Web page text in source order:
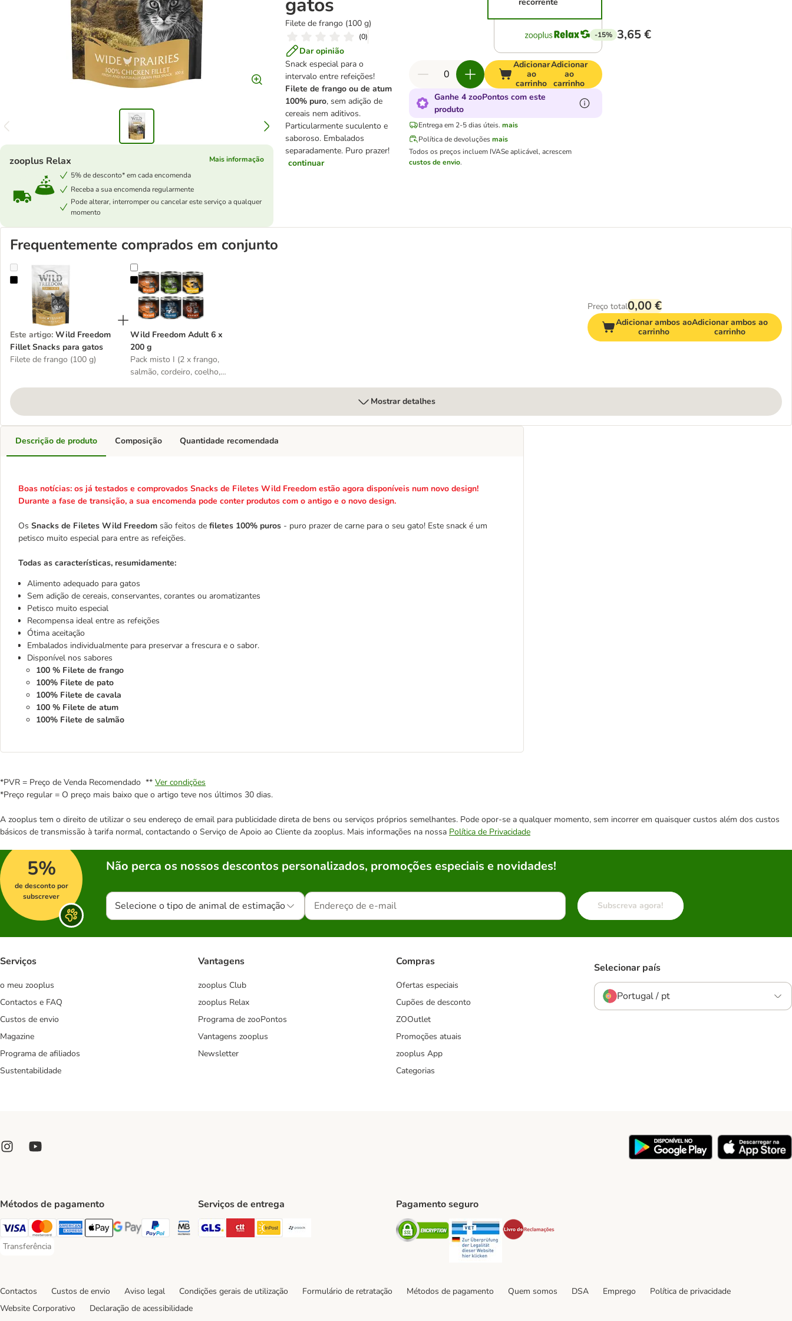
Filete de frango (100 g)
(0)
Dar opinião
Snack especial para o
intervalo entre refeições!
Filete de frango ou de atum
100% puro, sem adição de
cereais nem aditivos.
Particularmente suculento e
saboroso. Embalados
separadamente. Puro prazer!
continuar
zooplus Relax
Mais informação
5% de desconto* em cada encomenda
Receba a sua encomenda regularmente
Pode alterar, interromper ou cancelar este serviço a qualquer
momento
-15% 3,65 €
Adicionar
ao
carrinho
Adicionar
ao
carrinho
Ganhe 4 zooPontos com este
produto
Entrega em 2-5 dias úteis. mais
Política de devoluções mais
Todos os preços incluem IVASe aplicável, acrescem
custos de envio.
Frequentemente comprados em conjunto
Wild Freedom Fillet Snacks para gatos
Este artigo: Wild Freedom
Fillet Snacks para gatos
Filete de frango (100 g)
Wild Freedom Adult 6 x 200 g
Wild Freedom Adult 6 x
200 g
Pack misto I (2 x frango,
salmão, cordeiro, coelho,
Preço total0,00 €
Adicionar ambos ao
carrinho
Adicionar ambos ao
carrinho
Mostrar detalhes
Descrição de produto
Boas notícias: os já testados e comprovados Snacks de Filetes Wild Freedom estão agora disponíveis num novo design!
Durante a fase de transição, a sua encomenda pode conter produtos com o antigo e o novo design.
Os Snacks de Filetes Wild Freedom são feitos de filetes 100% puros - puro prazer de carne para o seu gato! Este snack é um
petisco muito especial para entre as refeições.
Todas as características, resumidamente:
Alimento adequado para gatos
Sem adição de cereais, conservantes, corantes ou aromatizantes
Petisco muito especial
Recompensa ideal entre as refeições
Ótima aceitação
Embalados individualmente para preservar a frescura e o sabor.
Disponível nos sabores
100 % Filete de frango
100% Filete de pato
100% Filete de cavala
100 % Filete de atum
100% Filete de salmão
Composição Quantidade recomendada
*PVR = Preço de Venda Recomendado ** Ver condições
*Preço regular = O preço mais baixo que o artigo teve nos últimos 30 dias.
A zooplus tem o direito de utilizar o seu endereço de email para publicidade direta de bens ou serviços próprios semelhantes. Pode opor-se a qualquer momento, sem incorrer em quaisquer custos além dos custos
básicos de transmissão à tarifa normal, contactando o Serviço de Apoio ao Cliente da zooplus. Mais informações na nossa Política de Privacidade
5%
de desconto por
subscrever
Não perca os nossos descontos personalizados, promoções especiais e novidades!
Selecione o tipo de animal de estimação Subscreva agora!
Serviços
o meu zooplus
Contactos e FAQ
Custos de envio
Magazine
Programa de afiliados
Sustentabilidade
Vantagens
zooplus Club
zooplus Relax
Programa de zooPontos
Vantagens zooplus
Newsletter
Compras
Ofertas especiais
Cupões de desconto
ZOOutlet
Promoções atuais
zooplus App
Categorias
Selecionar país
Portugal / pt
Métodos de pagamento
Visa Payment Method
Mastercard Payment Method
American Express Payment Method
Apple Pay Payment Method
Google Pay Payment Method
PayPal Payment Method
Multibanco Payment Method
Transferência
Transferência Payment Method
Serviços de entrega
GLS Shipping Method
CTTExpress Shipping Method
InPost Shipping Method
Paack Shipping Method
Pagamento seguro
Security Security
Contactos Custos de envio Aviso legal Condições gerais de utilização Formulário de retratação Métodos de pagamento Quem somos DSA Emprego
Política de privacidade
Website Corporativo
Declaração de acessibilidade